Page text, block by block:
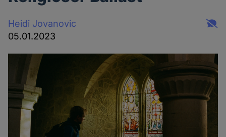
Heidi Jovanovic
05.01.2023